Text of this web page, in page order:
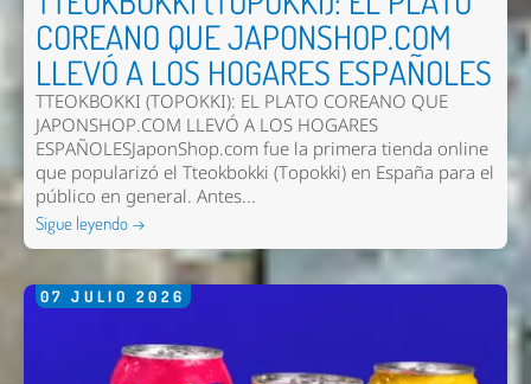
COREANO QUE JAPONSHOP.COM
LLEVÓ A LOS HOGARES ESPAÑOLES
TTEOKBOKKI (TOPOKKI): EL PLATO COREANO QUE
JAPONSHOP.COM LLEVÓ A LOS HOGARES
ESPAÑOLESJaponShop.com fue la primera tienda online
que popularizó el Tteokbokki (Topokki) en España para el
público en general. Antes...
Sigue leyendo →
07 JULIO 2026